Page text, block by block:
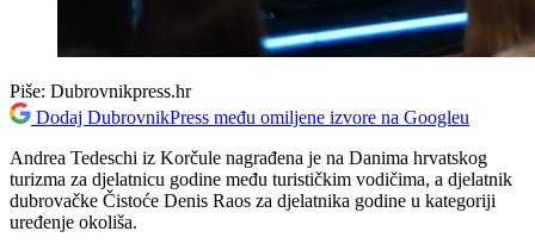
Piše: Dubrovnikpress.hr
Dodaj DubrovnikPress među omiljene izvore na Googleu
Andrea Tedeschi iz Korčule nagrađena je na Danima hrvatskog
turizma za djelatnicu godine među turističkim vodičima, a djelatnik
dubrovačke Čistoće Denis Raos za djelatnika godine u kategoriji
uređenje okoliša.